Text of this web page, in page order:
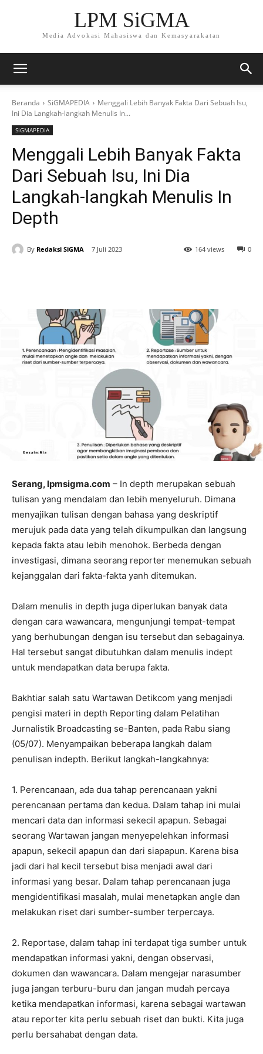
LPM SiGMA
Media Advokasi Mahasiswa dan Kemasyarakatan
Beranda SiGMAPEDIA
Menggali Lebih Banyak Fakta Dari Sebuah Isu,
Ini Dia Langkah-langkah Menulis In...
SiGMAPEDIA
Menggali Lebih Banyak Fakta
Dari Sebuah Isu, Ini Dia
Langkah-langkah Menulis In
Depth
By Redaksi SiGMA 7 Juli 2023 0
164 views
Serang, lpmsigma.com – In depth merupakan sebuah
tulisan yang mendalam dan lebih menyeluruh. Dimana
menyajikan tulisan dengan bahasa yang deskriptif
merujuk pada data yang telah dikumpulkan dan langsung
kepada fakta atau lebih menohok. Berbeda dengan
investigasi, dimana seorang reporter menemukan sebuah
kejanggalan dari fakta-fakta yanh ditemukan.
Dalam menulis in depth juga diperlukan banyak data
dengan cara wawancara, mengunjungi tempat-tempat
yang berhubungan dengan isu tersebut dan sebagainya.
Hal tersebut sangat dibutuhkan dalam menulis indept
untuk mendapatkan data berupa fakta.
Bakhtiar salah satu Wartawan Detikcom yang menjadi
pengisi materi in depth Reporting dalam Pelatihan
Jurnalistik Broadcasting se-Banten, pada Rabu siang
(05/07). Menyampaikan beberapa langkah dalam
penulisan indepth. Berikut langkah-langkahnya:
1. Perencanaan, ada dua tahap perencanaan yakni
perencanaan pertama dan kedua. Dalam tahap ini mulai
mencari data dan informasi sekecil apapun. Sebagai
seorang Wartawan jangan menyepelehkan informasi
apapun, sekecil apapun dan dari siapapun. Karena bisa
jadi dari hal kecil tersebut bisa menjadi awal dari
informasi yang besar. Dalam tahap perencanaan juga
mengidentifikasi masalah, mulai menetapkan angle dan
melakukan riset dari sumber-sumber terpercaya.
2. Reportase, dalam tahap ini terdapat tiga sumber untuk
mendapatkan informasi yakni, dengan observasi,
dokumen dan wawancara. Dalam mengejar narasumber
juga jangan terburu-buru dan jangan mudah percaya
ketika mendapatkan informasi, karena sebagai wartawan
atau reporter kita perlu sebuah riset dan bukti. Kita juga
perlu bersahabat dengan data.